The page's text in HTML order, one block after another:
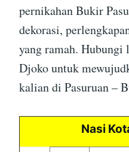
pernikahan Bukir
dekorasi,
yang ramah. Hubungi
Djoko untuk
kalian di Pasuruan –
Nasi